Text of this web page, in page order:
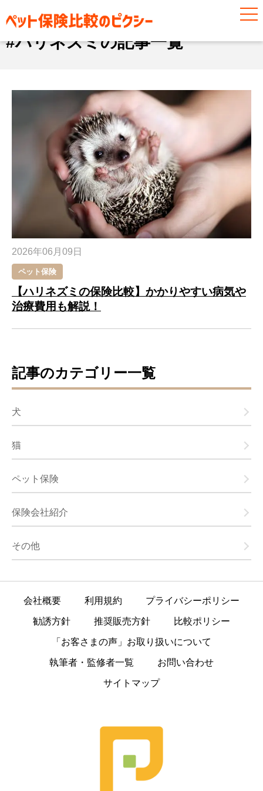
#ハリネズミ
#ハリネズミの記事一覧
2026年06月09日
ペット保険
【ハリネズミの保険比較】かかりやすい病気や
治療費用も解説！
記事のカテゴリー一覧
犬
猫
ペット保険
保険会社紹介
その他
会社概要 利用規約 プライバシーポリシー
勧誘方針 推奨販売方針 比較ポリシー
「お客さまの声」お取り扱いについて
執筆者・監修者一覧 お問い合わせ
サイトマップ